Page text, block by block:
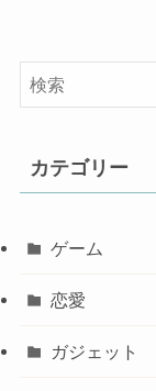
カテゴリー
ゲーム
恋愛
ガジェット